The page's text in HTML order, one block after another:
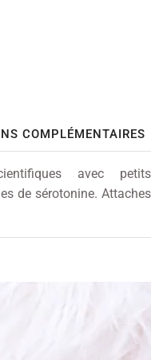
COMPLÉMENTAIRES
avec petits
de sérotonine. Attaches